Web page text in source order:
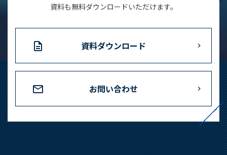
資料ダウンロード
資料も無料ダウンロードいただけます。
資料ダウンロード
お問い合わせ